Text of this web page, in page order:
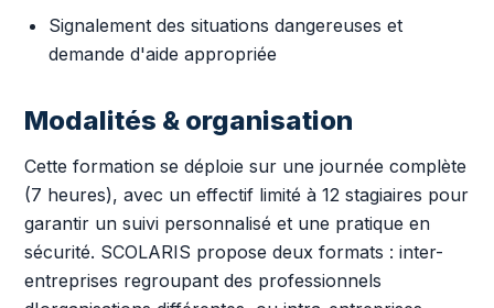
Signalement des situations dangereuses et
demande d'aide appropriée
Modalités & organisation
Cette formation se déploie sur une journée complète
(7 heures), avec un effectif limité à 12 stagiaires pour
garantir un suivi personnalisé et une pratique en
sécurité. SCOLARIS propose deux formats : inter-
entreprises regroupant des professionnels